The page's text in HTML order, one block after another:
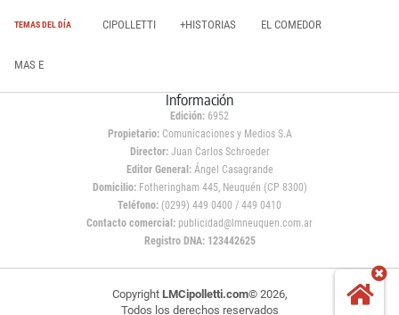
TEMAS DEL DÍA CIPOLLETTI +HISTORIAS EL COMEDOR
MAS E
Información
Edición: 6952
Propietario:Comunicaciones y Medios S.A
Director: Juan Carlos Schroeder
Editor General:Ángel Casagrande
Domicilio:Fotheringham 445, Neuquén (CP 8300)
Teléfono: (0299) 449 0400 / 449 0410
Contacto comercial: publicidad@lmneuquen.com.ar
Registro DNA: 123442625
Copyright LMCipolletti.com© 2026,
Todos los derechos reservados